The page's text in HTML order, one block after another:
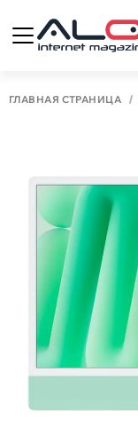
ГЛАВНАЯ СТРАНИЦА